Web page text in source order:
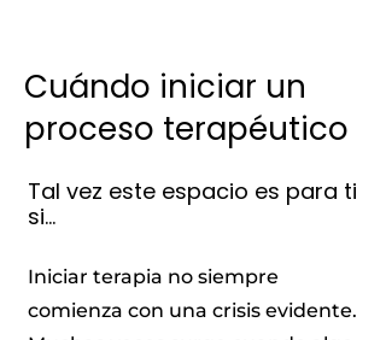
Cuándo iniciar un
proceso terapéutico
Tal vez este espacio es para ti
si…
Iniciar terapia no siempre
comienza con una crisis evidente.